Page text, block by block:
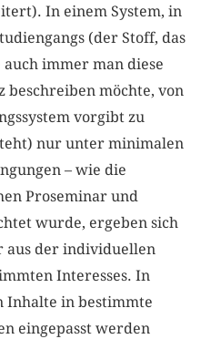
In einem System, in
(der Stoff, das
auch immer man diese
beschreiben möchte, von
vorgibt zu
nur unter minimalen
– wie die
Proseminar und
wurde, ergeben sich
aus der individuellen
Interesses. In
Inhalte in bestimmte
eingepasst werden